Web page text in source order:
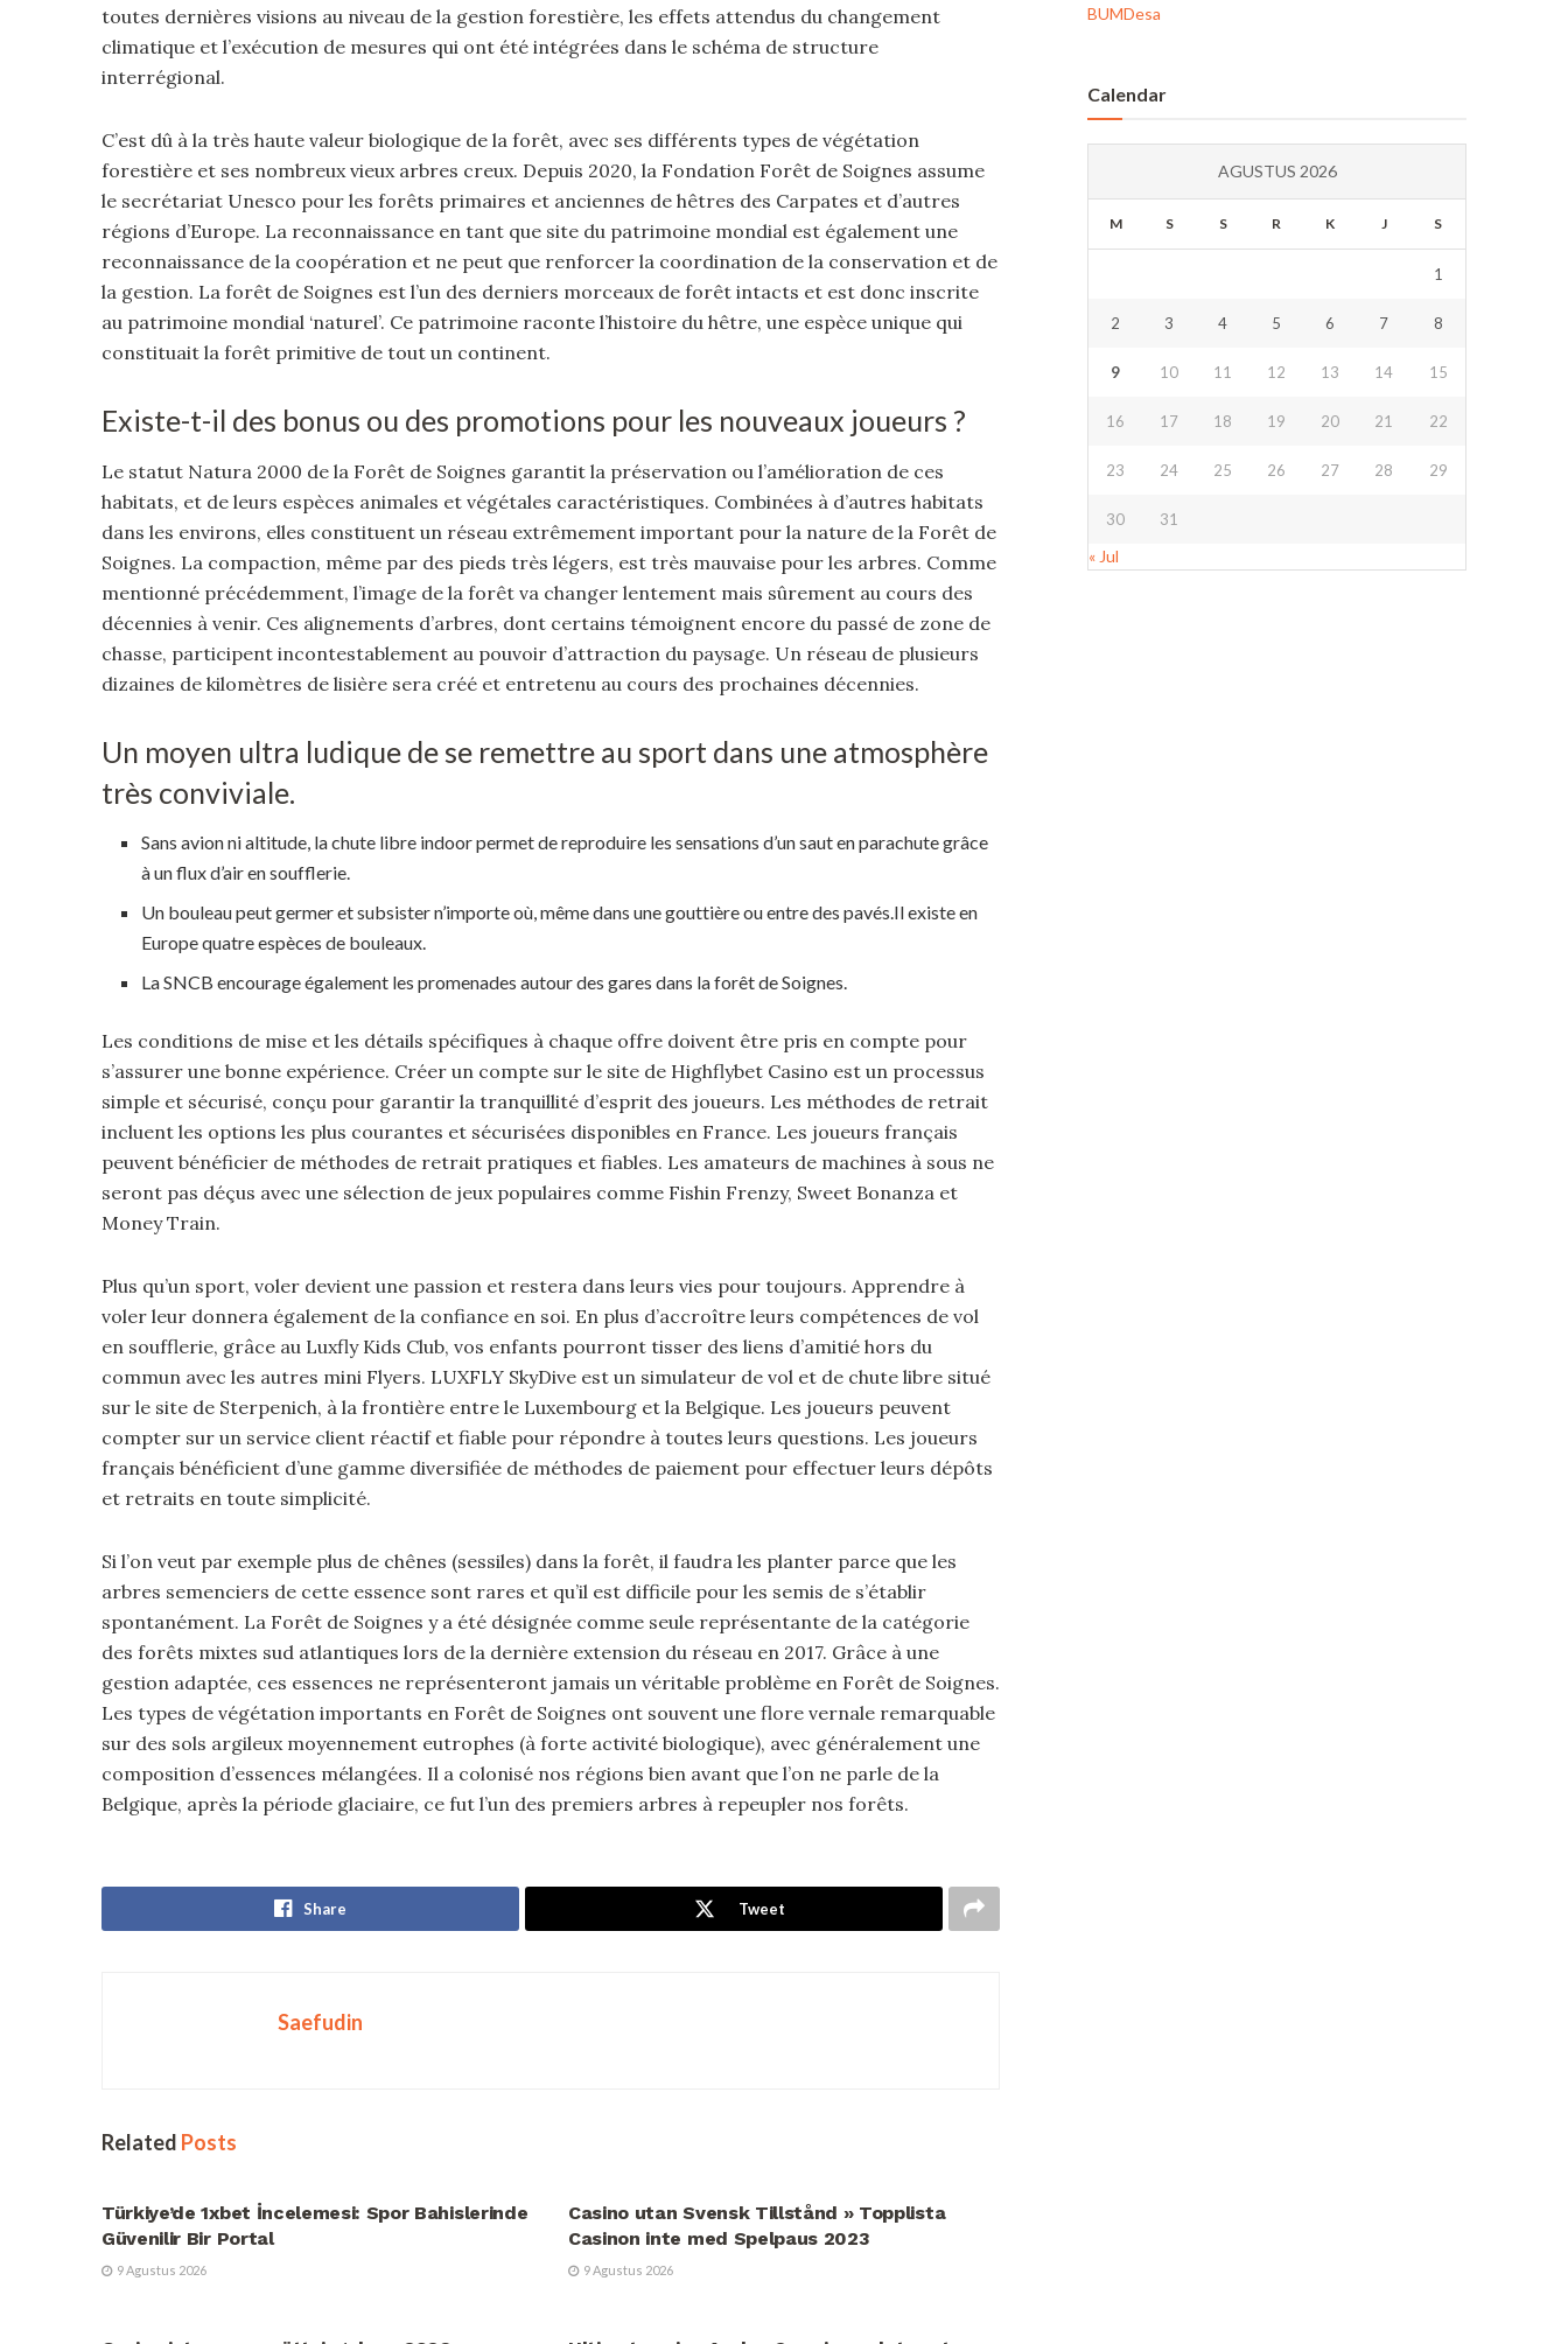
toutes dernières visions au niveau de la gestion forestière, les effets attendus du changement
climatique et l’exécution de mesures qui ont été intégrées dans le schéma de structure
interrégional.
C’est dû à la très haute valeur biologique de la forêt, avec ses différents types de végétation
forestière et ses nombreux vieux arbres creux. Depuis 2020, la Fondation Forêt de Soignes assume
le secrétariat Unesco pour les forêts primaires et anciennes de hêtres des Carpates et d’autres
régions d’Europe. La reconnaissance en tant que site du patrimoine mondial est également une
reconnaissance de la coopération et ne peut que renforcer la coordination de la conservation et de
la gestion. La forêt de Soignes est l’un des derniers morceaux de forêt intacts et est donc inscrite
au patrimoine mondial ‘naturel’. Ce patrimoine raconte l’histoire du hêtre, une espèce unique qui
constituait la forêt primitive de tout un continent.
Existe-t-il des bonus ou des promotions pour les nouveaux joueurs ?
Le statut Natura 2000 de la Forêt de Soignes garantit la préservation ou l’amélioration de ces
habitats, et de leurs espèces animales et végétales caractéristiques. Combinées à d’autres habitats
dans les environs, elles constituent un réseau extrêmement important pour la nature de la Forêt de
Soignes. La compaction, même par des pieds très légers, est très mauvaise pour les arbres. Comme
mentionné précédemment, l’image de la forêt va changer lentement mais sûrement au cours des
décennies à venir. Ces alignements d’arbres, dont certains témoignent encore du passé de zone de
chasse, participent incontestablement au pouvoir d’attraction du paysage. Un réseau de plusieurs
dizaines de kilomètres de lisière sera créé et entretenu au cours des prochaines décennies.
Un moyen ultra ludique de se remettre au sport dans une atmosphère
très conviviale.
Sans avion ni altitude, la chute libre indoor permet de reproduire les sensations d’un saut en parachute grâce
à un flux d’air en soufflerie.
Un bouleau peut germer et subsister n’importe où, même dans une gouttière ou entre des pavés.Il existe en
Europe quatre espèces de bouleaux.
La SNCB encourage également les promenades autour des gares dans la forêt de Soignes.
Les conditions de mise et les détails spécifiques à chaque offre doivent être pris en compte pour
s’assurer une bonne expérience. Créer un compte sur le site de Highflybet Casino est un processus
simple et sécurisé, conçu pour garantir la tranquillité d’esprit des joueurs. Les méthodes de retrait
incluent les options les plus courantes et sécurisées disponibles en France. Les joueurs français
peuvent bénéficier de méthodes de retrait pratiques et fiables. Les amateurs de machines à sous ne
seront pas déçus avec une sélection de jeux populaires comme Fishin Frenzy, Sweet Bonanza et
Money Train.
Plus qu’un sport, voler devient une passion et restera dans leurs vies pour toujours. Apprendre à
voler leur donnera également de la confiance en soi. En plus d’accroître leurs compétences de vol
en soufflerie, grâce au Luxfly Kids Club, vos enfants pourront tisser des liens d’amitié hors du
commun avec les autres mini Flyers. LUXFLY SkyDive est un simulateur de vol et de chute libre situé
sur le site de Sterpenich, à la frontière entre le Luxembourg et la Belgique. Les joueurs peuvent
compter sur un service client réactif et fiable pour répondre à toutes leurs questions. Les joueurs
français bénéficient d’une gamme diversifiée de méthodes de paiement pour effectuer leurs dépôts
et retraits en toute simplicité.
Si l’on veut par exemple plus de chênes (sessiles) dans la forêt, il faudra les planter parce que les
arbres semenciers de cette essence sont rares et qu’il est difficile pour les semis de s’établir
spontanément. La Forêt de Soignes y a été désignée comme seule représentante de la catégorie
des forêts mixtes sud atlantiques lors de la dernière extension du réseau en 2017. Grâce à une
gestion adaptée, ces essences ne représenteront jamais un véritable problème en Forêt de Soignes.
Les types de végétation importants en Forêt de Soignes ont souvent une flore vernale remarquable
sur des sols argileux moyennement eutrophes (à forte activité biologique), avec généralement une
composition d’essences mélangées. Il a colonisé nos régions bien avant que l’on ne parle de la
Belgique, après la période glaciaire, ce fut l’un des premiers arbres à repeupler nos forêts.
Share Tweet
Saefudin
Related Posts
Türkiye’de 1xbet İncelemesi: Spor Bahislerinde
Güvenilir Bir Portal
9 Agustus 2026
Casino utan Svensk Tillstånd » Topplista
Casinon inte med Spelpaus 2023
9 Agustus 2026
BUMDesa
Calendar
AGUSTUS 2026
M S S R K J S
1
2 3 4 5 6 7 8
9 10 11 12 13 14 15
16 17 18 19 20 21 22
23 24 25 26 27 28 29
30 31
« Jul